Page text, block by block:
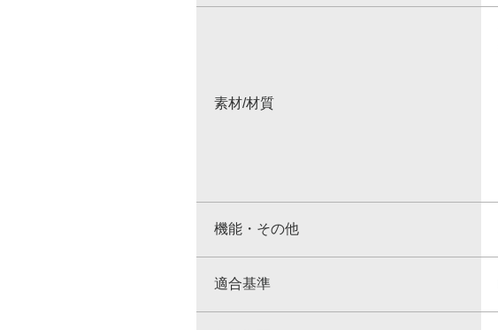
素材/材質
機能・その他
適合基準